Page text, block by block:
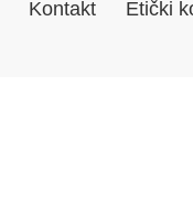
Kontakt Etički